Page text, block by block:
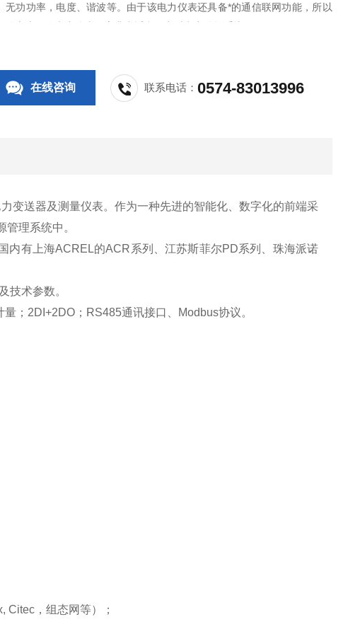
无功功率，电度、谐波等。由于该电力仪表还具备*的通信联网功能，所以
称之为网络电力仪表。它非常适合于实时电力监控系统。
在线咨询 联系电话：0574-83013996
变送器及测量仪表。作为一种先进的智能化、数字化的前端采
理系统中。
内有上海ACREL的ACR系列、江苏斯菲尔PD系列、珠海派诺
技术参数。
；2DI+2DO；RS485通讯接口、Modbus协议。
Citec，组态网等）；